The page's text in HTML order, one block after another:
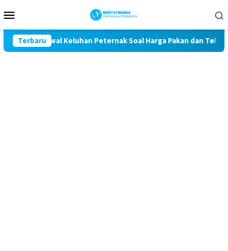
ke
Mobile
Terbaru
Kawal Keluhan Peternak Soal Harga Pakan dan Telur